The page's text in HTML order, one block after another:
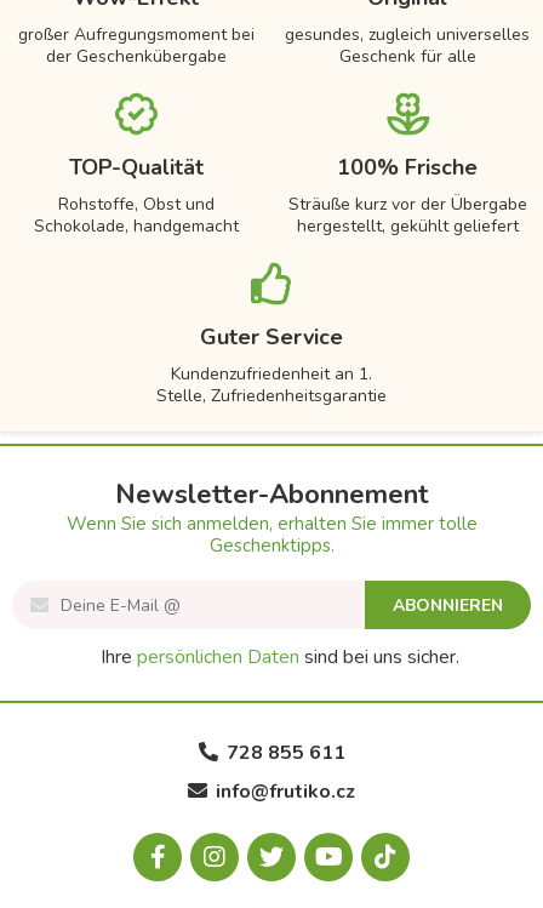
großer Aufregungsmoment bei
der Geschenkübergabe
gesundes, zugleich universelles
Geschenk für alle
TOP-Qualität
Rohstoffe, Obst und
Schokolade, handgemacht
100% Frische
Sträuße kurz vor der Übergabe
hergestellt, gekühlt geliefert
Guter Service
Kundenzufriedenheit an 1.
Stelle, Zufriedenheitsgarantie
Newsletter-Abonnement
Wenn Sie sich anmelden, erhalten Sie immer tolle
Geschenktipps.
ABONNIEREN
Ihre persönlichen Daten sind bei uns sicher.
728 855 611
info@frutiko.cz